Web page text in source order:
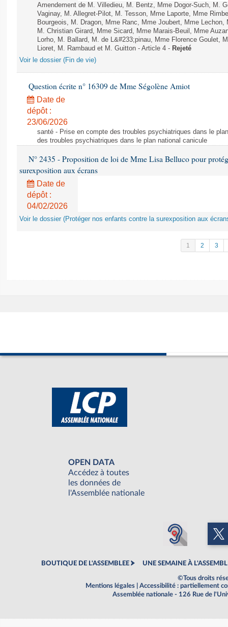
Amendement de M. Villedieu, M. Bentz, Mme Dogor-Such, M.
Vaginay, M. Allegret-Pilot, M. Tesson, Mme Laporte, Mme
Bourgeois, M. Dragon, Mme Ranc, Mme Joubert, Mme
M. Christian Girard, Mme Sicard, Mme Marais-Beuil, Mme
Lorho, M. Ballard, M. de L&#233;pinau, Mme Florence Goulet,
Lioret, M. Rambaud et M. Guitton - Article 4 - Rejeté
Voir le dossier (Fin de vie)
Question écrite n° 16309 de Mme Ségolène Amiot
Date de
dépôt :
23/06/2026
santé - Prise en compte des troubles psychiatriques dans le
des troubles psychiatriques dans le plan national canicule
N° 2435 - Proposition de loi de Mme Lisa Belluco pour
surexposition aux écrans
Date de
dépôt :
04/02/2026
Voir le dossier (Protéger nos enfants contre la surexposition aux
1 2 3
OPEN DATA
Accédez à toutes
les données de
l'Assemblée nationale
BOUTIQUE DE L'ASSEMBLEE UNE SEMAINE À
©Tous droits
Mentions légales
Accessibilité : partiellement
Assemblée nationale - 126 Rue de